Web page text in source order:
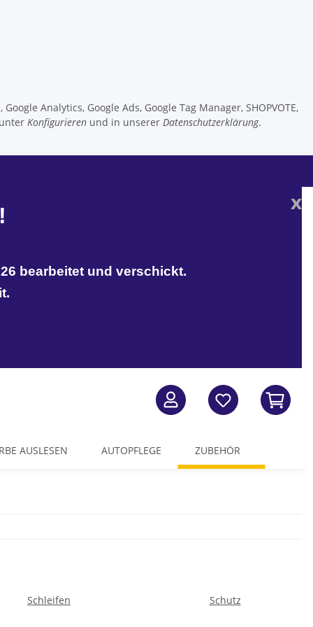
Analytics, Google Ads, Google Tag Manager, SHOPVOTE,
Konfigurieren und in unserer Datenschutzerklärung.
x
bearbeitet und verschickt.
AUSLESEN AUTOPFLEGE ZUBEHÖR
Schleifen Schutz